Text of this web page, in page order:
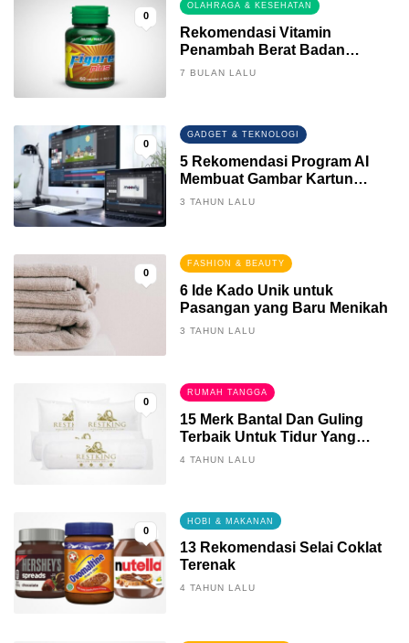
0
OLAHRAGA & KESEHATAN
Rekomendasi Vitamin
Penambah Berat Badan
Terbaik
7 BULAN LALU
0
GADGET & TEKNOLOGI
5 Rekomendasi Program AI
Membuat Gambar Kartun
Keren
3 TAHUN LALU
0
FASHION & BEAUTY
6 Ide Kado Unik untuk
Pasangan yang Baru Menikah
3 TAHUN LALU
0
RUMAH TANGGA
15 Merk Bantal Dan Guling
Terbaik Untuk Tidur Yang
Berkualitas
4 TAHUN LALU
0
HOBI & MAKANAN
13 Rekomendasi Selai Coklat
Terenak
4 TAHUN LALU